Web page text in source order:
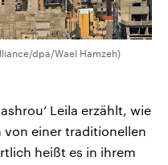
dpa/Wael Hamzeh)
Leila erzählt, wie
von einer traditionellen
heißt es in ihrem